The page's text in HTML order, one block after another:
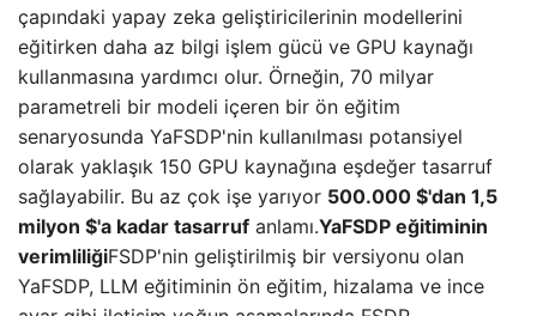
çapındaki yapay zeka geliştiricilerinin modellerini
eğitirken daha az bilgi işlem gücü ve GPU kaynağı
kullanmasına yardımcı olur. Örneğin, 70 milyar
parametreli bir modeli içeren bir ön eğitim
senaryosunda YaFSDP'nin kullanılması potansiyel
olarak yaklaşık 150 GPU kaynağına eşdeğer tasarruf
sağlayabilir. Bu az çok işe yarıyor 500.000 $'dan 1,5
milyon $'a kadar tasarruf anlamı.YaFSDP eğitiminin
verimliliğiFSDP'nin geliştirilmiş bir versiyonu olan
YaFSDP, LLM eğitiminin ön eğitim, hizalama ve ince